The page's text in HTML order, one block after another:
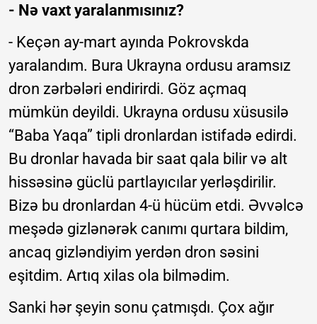
- Nə vaxt yaralanmısınız?
- Keçən ay-mart ayında Pokrovskda
yaralandım. Bura Ukrayna ordusu aramsız
dron zərbələri endirirdi. Göz açmaq
mümkün deyildi. Ukrayna ordusu xüsusilə
“Baba Yaqa” tipli dronlardan istifadə edirdi.
Bu dronlar havada bir saat qala bilir və alt
hissəsinə güclü partlayıcılar yerləşdirilir.
Bizə bu dronlardan 4-ü hücüm etdi. Əvvəlcə
meşədə gizlənərək canımı qurtara bildim,
ancaq gizləndiyim yerdən dron səsini
eşitdim. Artıq xilas ola bilmədim.
Sanki hər şeyin sonu çatmışdı. Çox ağır